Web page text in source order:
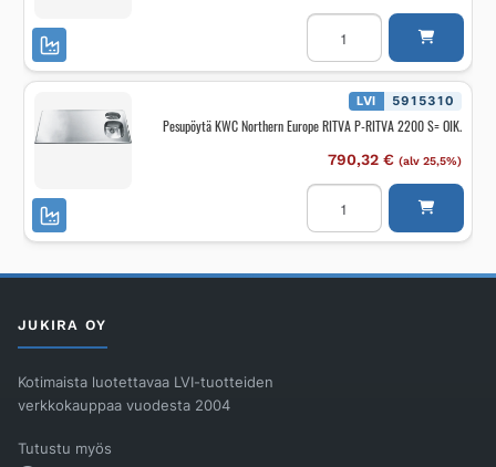
Pesupöytä
Northern
Europe
RITVA
1800
OIK.
LVI 5915310
Pesupöytä KWC Northern Europe RITVA P-RITVA 2200 S= OIK.
790,32 € (alv 25,5%)
Pesupöytä
Northern
Europe
RITVA
JUKIRA OY
Kotimaista luotettavaa LVI-tuotteiden
verkkokauppaa vuodesta 2004
Tutustu myös